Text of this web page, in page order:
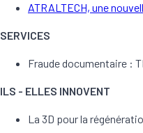
ATRALTECH, une
SERVICES
Fraude documentaire :
ILS - ELLES INNOVENT
La 3D pour la